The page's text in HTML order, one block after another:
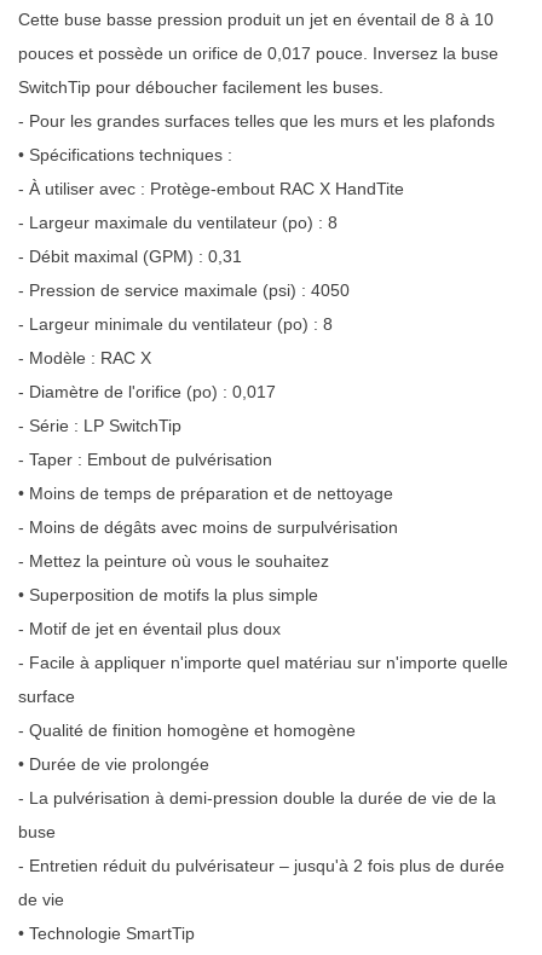
Cette buse basse pression produit un jet en éventail de 8 à 10
pouces et possède un orifice de 0,017 pouce. Inversez la buse
SwitchTip pour déboucher facilement les buses.
- Pour les grandes surfaces telles que les murs et les plafonds
• Spécifications techniques :
- À utiliser avec : Protège-embout RAC X HandTite
- Largeur maximale du ventilateur (po) : 8
- Débit maximal (GPM) : 0,31
- Pression de service maximale (psi) : 4050
- Largeur minimale du ventilateur (po) : 8
- Modèle : RAC X
- Diamètre de l'orifice (po) : 0,017
- Série : LP SwitchTip
- Taper : Embout de pulvérisation
• Moins de temps de préparation et de nettoyage
- Moins de dégâts avec moins de surpulvérisation
- Mettez la peinture où vous le souhaitez
• Superposition de motifs la plus simple
- Motif de jet en éventail plus doux
- Facile à appliquer n'importe quel matériau sur n'importe quelle
surface
- Qualité de finition homogène et homogène
• Durée de vie prolongée
- La pulvérisation à demi-pression double la durée de vie de la
buse
- Entretien réduit du pulvérisateur – jusqu'à 2 fois plus de durée
de vie
• Technologie SmartTip